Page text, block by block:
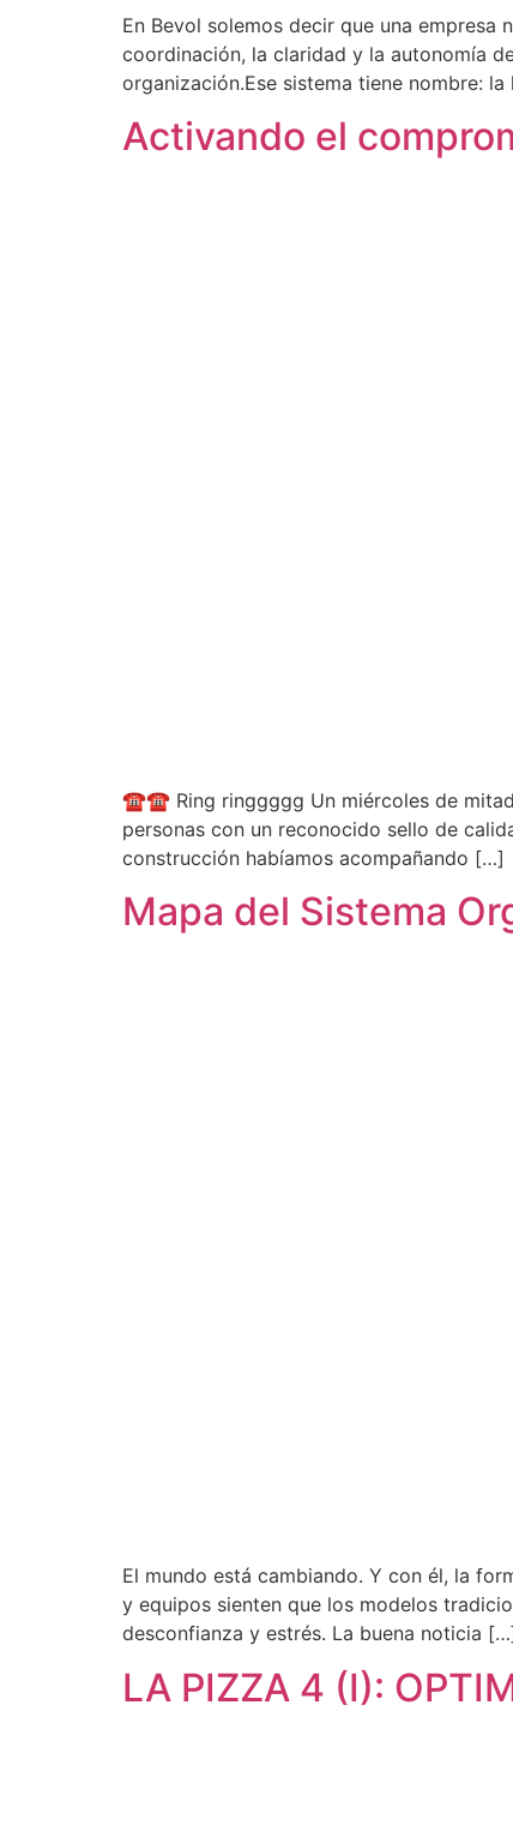
En Bevol solemos decir que una
coordinación, la claridad y la autonomía
organización.Ese sistema tiene nombre:
Activando el
☎☎ Ring ringgggg Un miércoles de mitad
personas con un reconocido sello de
construcción habíamos acompañando […]
Mapa del Sistema
El mundo está cambiando. Y con él, la
y equipos sienten que los modelos
desconfianza y estrés. La buena noticia
LA PIZZA 4 (I):